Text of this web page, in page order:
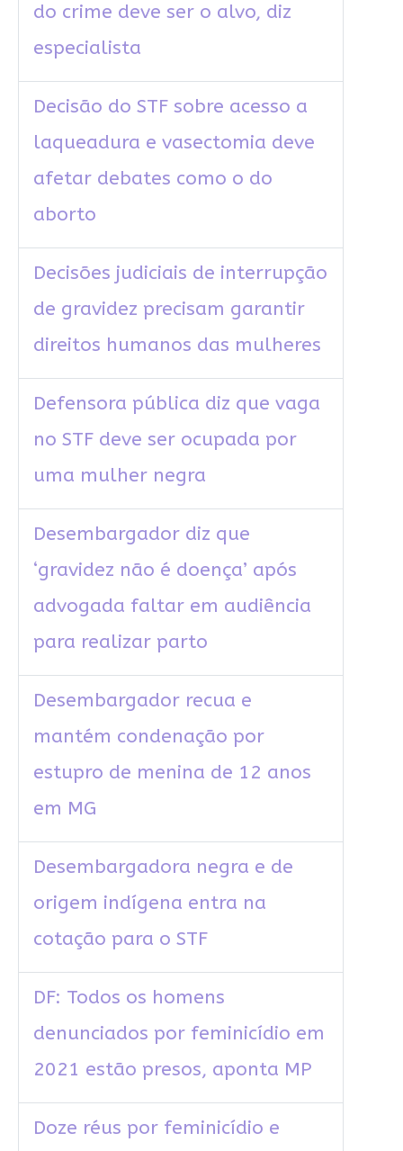
do crime deve ser o alvo, diz
especialista
Decisão do STF sobre acesso a
laqueadura e vasectomia deve
afetar debates como o do
aborto
Decisões judiciais de interrupção
de gravidez precisam garantir
direitos humanos das mulheres
Defensora pública diz que vaga
no STF deve ser ocupada por
uma mulher negra
Desembargador diz que
‘gravidez não é doença’ após
advogada faltar em audiência
para realizar parto
Desembargador recua e
mantém condenação por
estupro de menina de 12 anos
em MG
Desembargadora negra e de
origem indígena entra na
cotação para o STF
DF: Todos os homens
denunciados por feminicídio em
2021 estão presos, aponta MP
Doze réus por feminicídio e